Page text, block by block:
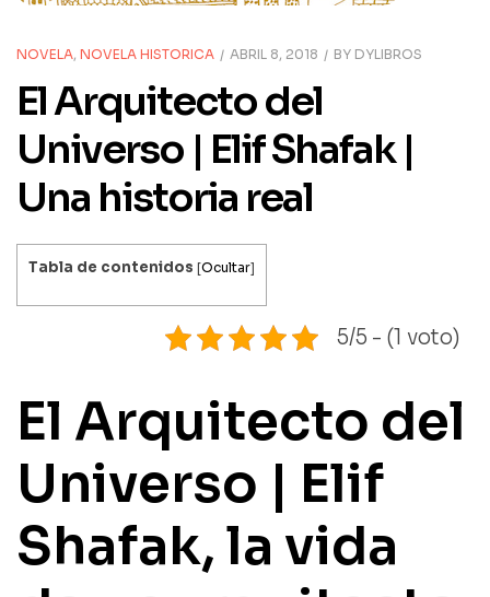
NOVELA, NOVELA HISTORICA ABRIL 8, 2018 BY DYLIBROS
El Arquitecto del
Universo | Elif Shafak |
Una historia real
Tabla de contenidos [Ocultar]
5/5 - (1 voto)
El Arquitecto del
Universo | Elif
Shafak, la vida